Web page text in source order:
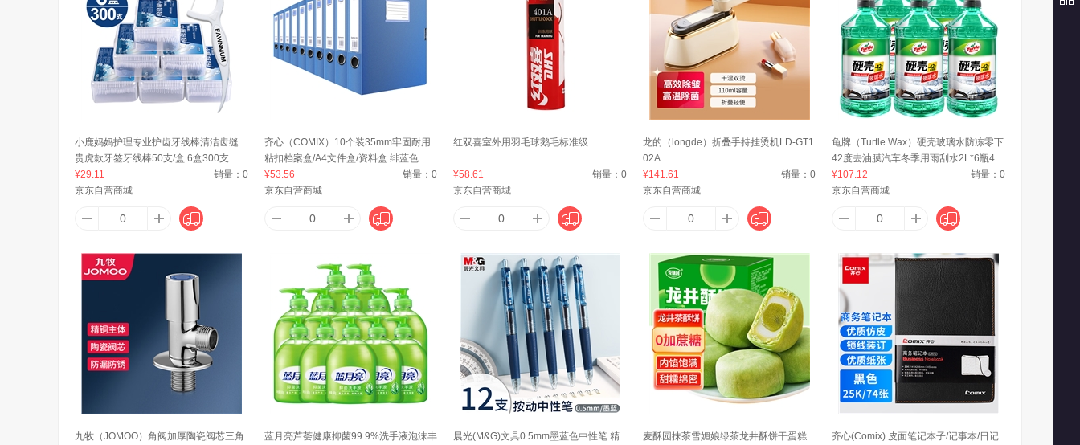
艾克（AIKE） AA网（AA SKINCARE） 阿一波 澳宝 奥丽思（AOLISI）
阿姆斯 ANKER 傲胜（OSIM） 爱他美（Aptamil） 安至防护 爱普生
广乐 A家家具 爱步 澳芝曼（G＆M）
阿道夫 安扣（ANKOU） 阿迪达斯 （adidas） 澳雪（accen） 广佳 阿尔卑斯（alpenwater） 奥伦纳素（Erno Laszlo） 澳格菲（ORGEFY） 奥尼捷
Allgll 奥康（Aokang） 阿宝丽 爱宝（Aibao） Angelamiao AS ONE Andrea
小鹿妈妈护理专业护齿牙线棒清洁齿缝
贵虎款牙签牙线棒50支/盒 6盒300支
¥29.11
销量： 0
京东自营商城
齐心（COMIX）10个装35mm牢固耐用
粘扣档案盒/A4文件盒/资料盒 绯蓝色 标
签 办公用品EA1001-10
¥53.56 销量：0
京东自营商城
红双喜室外用羽毛球鹅毛标准级
¥58.61 销量： 0
京东自营商城
龙的（longde）折叠手持挂烫机LD-GT1
02A
¥141.61
销量：0
京东自营商城
龟牌（Turtle Wax）硬壳玻璃水防冻零下
42度去油膜汽车冬季用雨刮水2L*6瓶40
83-6
¥107.12 销量： 0
京东自营商城
九牧（JOMOO）角阀加厚陶瓷阀芯三角
蓝月亮芦荟健康抑菌99.9%洗手液泡沫丰
晨光(M&G)文具0.5mm墨蓝色中性笔 精
麦酥园抹茶雪媚娘绿茶龙井酥饼干蛋糕
齐心(Comix) 皮面笔记本子/记事本/日记